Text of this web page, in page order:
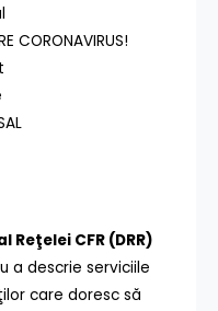
CORONAVIRUS!
CFR (DRR)
a descrie serviciile
care doresc să